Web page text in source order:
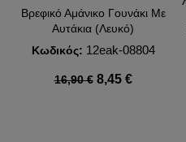
Βρεφικό Αμάνικο Γουνάκι Με
Αυτάκια (Λευκό)
Κωδικός: 12eak-08804
16,90 € 8,45 €